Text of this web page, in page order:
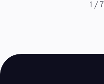
1 / 7